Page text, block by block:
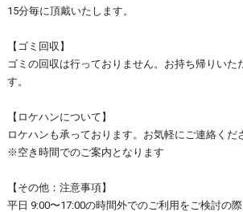
15分毎に頂戴いたします。
【ゴミ回収】
ゴミの回収は行っておりません。お持ち帰りいた
す。
【ロケハンについて】
ロケハンも承っております。お気軽にご連絡くだ
※空き時間でのご案内となります
【その他：注意事項】
平日 9:00〜17:00の時間外でのご利用をご検討の際